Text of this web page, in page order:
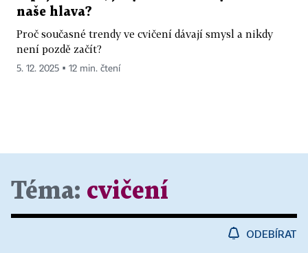
naše hlava?
Proč současné trendy ve cvičení dávají smysl a nikdy
není pozdě začít?
5. 12. 2025 ▪ 12 min. čtení
Téma: cvičení
ODEBÍRAT